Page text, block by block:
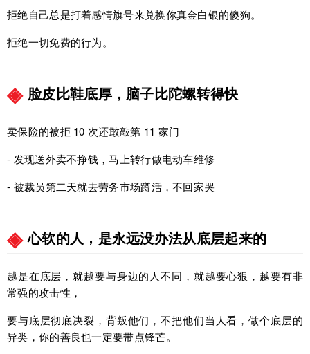
拒绝自己总是打着感情旗号来兑换你真金白银的傻狗。
拒绝一切免费的行为。
脸皮比鞋底厚，脑子比陀螺转得快
卖保险的被拒 10 次还敢敲第 11 家门
- 发现送外卖不挣钱，马上转行做电动车维修
- 被裁员第二天就去劳务市场蹲活，不回家哭
心软的人，是永远没办法从底层起来的
越是在底层，就越要与身边的人不同，就越要心狠，越要有非
常强的攻击性，
要与底层彻底决裂，背叛他们，不把他们当人看，做个底层的
异类，你的善良也一定要带点锋芒。